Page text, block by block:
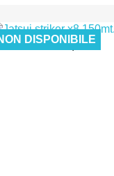
 Anteprima
12,00 €
DISPONIBILE